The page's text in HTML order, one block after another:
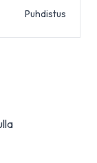
Puhdistus